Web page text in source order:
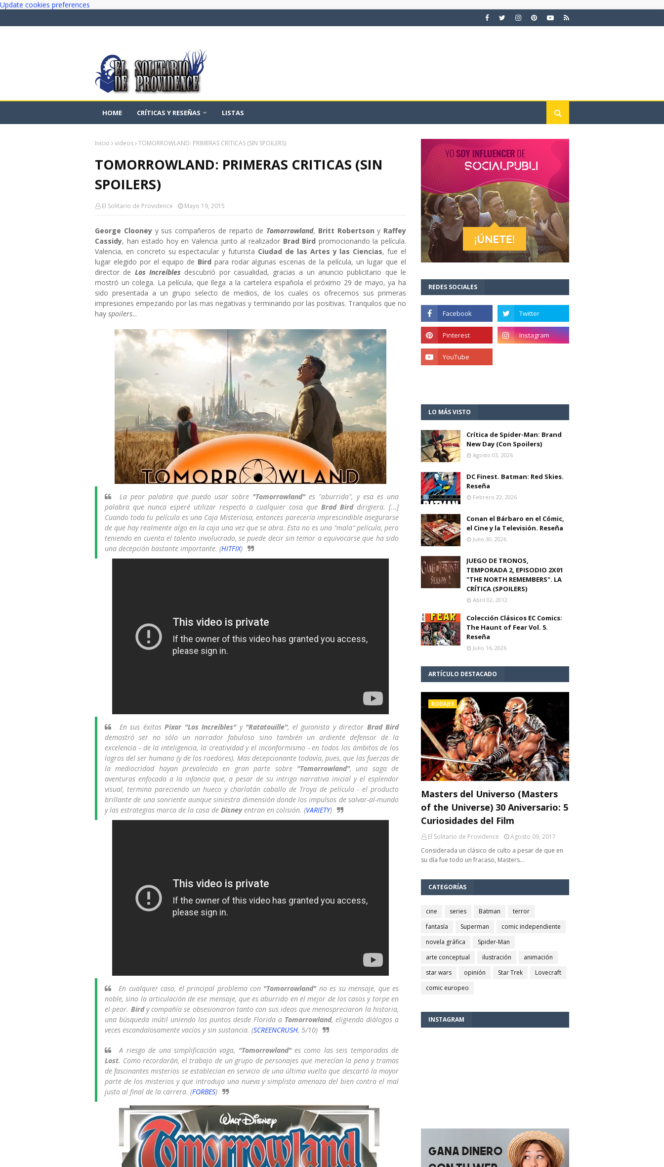
Update cookies preferences
HOME CRÍTICAS Y RESEÑAS LISTAS
Inicio videos TOMORROWLAND: PRIMERAS CRITICAS (SIN SPOILERS)
TOMORROWLAND: PRIMERAS CRITICAS (SIN
SPOILERS)
El Solitario de Providence Mayo 19, 2015
George Clooney y sus compañeros de reparto de Tomorrowland, Britt Robertson y Raffey
Cassidy, han estado hoy en Valencia junto al realizador Brad Bird promocionando la película.
Valencia, en concreto su espectacular y futurista Ciudad de las Artes y las Ciencias, fue el
lugar elegido por el equipo de Bird para rodar algunas escenas de la película, un lugar que el
director de Los Increíbles descubrió por casualidad, gracias a un anuncio publicitario que le
mostró un colega. La película, que llega a la cartelera española el próximo 29 de mayo, ya ha
sido presentada a un grupo selecto de medios, de los cuales os ofrecemos sus primeras
impresiones empezando por las mas negativas y terminando por las positivas. Tranquilos que no
hay spoilers...
La peor palabra que puedo usar sobre "Tomorrowland"es "aburrida", y esa es una
palabra que nunca esperé utilizar respecto a cualquier cosa que Brad Birddirigiera. [...]
Cuando toda tu película es una Caja Misteriosa, entonces parecería imprescindible asegurarse
de que hay realmente algo en la caja una vez que se abra. Esta no es una "mala" película, pero
teniendo en cuenta el talento involucrado, se puede decir sin temor a equivocarse que ha sido
una decepción bastante importante. (HITFIX)
En sus éxitos Pixar "Los Increíbles"y "Ratatouille", el guionista y director Brad Bird
demostró ser no sólo un narrador fabuloso sino también un ardiente defensor de la
excelencia - de la inteligencia, la creatividad y el inconformismo - en todos los ámbitos de los
logros del ser humano (y de los roedores). Mas decepcionante todavía, pues, que las fuerzas de
la mediocridad hayan prevalecido en gran parte sobre "Tomorrowland", una saga de
aventuras enfocada a la infancia que, a pesar de su intriga narrativa inicial y el esplendor
visual, termina pareciendo un hueco y charlatán caballo de Troya de película - el producto
brillante de una sonriente aunque siniestra dimensión donde los impulsos de salvar-al-mundo
y las estrategias marca de la casa de Disneyentran en colisión. (VARIETY)
En cualquier caso, el principal problema con "Tomorrowland"no es su mensaje, que es
noble, sino la articulación de ese mensaje, que es aburrido en el mejor de los casos y torpe en
el peor. Birdy compañía se obsesionaron tanto con sus ideas que menospreciaron la historia,
una búsqueda inútil uniendo los puntos desde Florida a Tomorrowland, eligiendo diálogos a
veces escandalosamente vacíos y sin sustancia. (SCREENCRUSH, 5/10)
A riesgo de una simplificación vaga, "Tomorrowland"es como las seis temporadas de
Lost. Como recordarán, el trabajo de un grupo de personajes que merecían la pena y tramas
de fascinantes misterios se establecían en servicio de una última vuelta que descartó la mayor
parte de los misterios y que introdujo una nueva y simplista amenaza del bien contra el mal
justo al final de la carrera. (FORBES)
REDES SOCIALES
LO MÁS VISTO
Crítica de Spider-Man: Brand
New Day (Con Spoilers)
Agosto 03, 2026
DC Finest. Batman: Red Skies.
Reseña
Febrero 22, 2026
Conan el Bárbaro en el Cómic,
el Cine y la Televisión. Reseña
Julio 30, 2026
JUEGO DE TRONOS,
TEMPORADA 2, EPISODIO 2X01
"THE NORTH REMEMBERS". LA
CRÍTICA (SPOILERS)
Abril 02, 2012
Colección Clásicos EC Comics:
The Haunt of Fear Vol. 5.
Reseña
Julio 16, 2026
ARTÍCULO DESTACADO
RODAJES
Masters del Universo (Masters
of the Universe) 30 Aniversario: 5
Curiosidades del Film
El Solitario de Providence
Agosto 09, 2017
Considerada un clásico de culto a pesar de que en
su día fue todo un fracaso, Masters…
CATEGORÍAS
cine series Batman
terror
fantasía
Superman
comic independiente
novela gráfica
Spider-Man
arte conceptual
ilustración
animación
star wars
opinión Star Trek
Lovecraft
comic europeo
INSTAGRAM